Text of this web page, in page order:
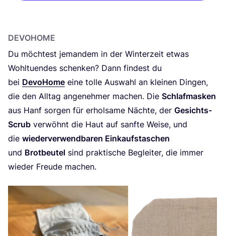
DEVO­HOME
Du möch­test jeman­dem in der Win­ter­zeit etwas
Wohl­tu­en­des schen­ken? Dann fin­dest du
bei Devo­Home eine tol­le Aus­wahl an klei­nen Din­gen,
die den All­tag ange­neh­mer machen. Die Schlaf­mas­ken
aus Hanf sor­gen für erhol­sa­me Näch­te, der Gesichts-
Scrub ver­wöhnt die Haut auf sanf­te Wei­se, und
die wie­der­ver­wend­ba­ren Ein­kaufs­ta­schen
und Brot­beu­tel sind prak­ti­sche Beglei­ter, die immer
wie­der Freu­de machen.